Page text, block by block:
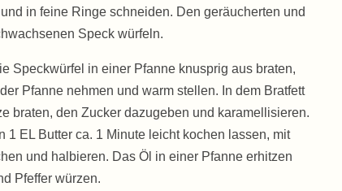
in feine Ringe schneiden. Den geräucherten und
Speck würfeln.
Speckwürfel in einer Pfanne knusprig aus braten,
Pfanne nehmen und warm stellen. In dem Bratfett
braten, den Zucker dazugeben und karamellisieren.
EL Butter ca. 1 Minute leicht kochen lassen, mit
und halbieren. Das Öl in einer Pfanne erhitzen
Pfeffer würzen.